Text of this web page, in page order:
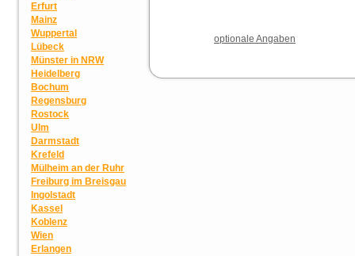
Erfurt
Mainz
Wuppertal
Lübeck
Münster in NRW
Heidelberg
Bochum
Regensburg
Rostock
Ulm
Darmstadt
Krefeld
Mülheim an der Ruhr
Freiburg im Breisgau
Ingolstadt
Kassel
Koblenz
Wien
Erlangen
optionale Angaben